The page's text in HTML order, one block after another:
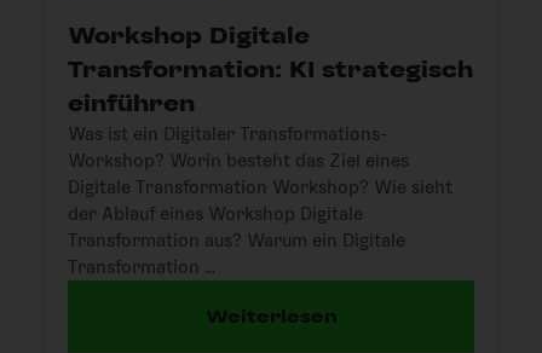
Workshop Digitale
Transformation: KI strategisch
einführen
Was ist ein Digitaler Transformations-
Workshop? Worin besteht das Ziel eines
Digitale Transformation Workshop? Wie sieht
der Ablauf eines Workshop Digitale
Transformation aus? Warum ein Digitale
Transformation …
Weiterlesen